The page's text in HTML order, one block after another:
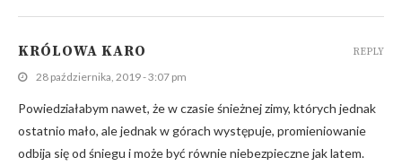
KRÓLOWA KARO
28 października, 2019 - 3:07 pm
Powiedziałabym nawet, że w czasie śnieżnej zimy, których jednak
ostatnio mało, ale jednak w górach występuje, promieniowanie
odbija się od śniegu i może być równie niebezpieczne jak latem.
REPLY